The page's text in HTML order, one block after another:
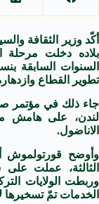
أكّد وزير الثقافة و
بلاده دخلت مرحلة
السنوات السابقة
تطوير القطاع
جاء ذلك في مؤتمر
لندن، على هامش
الاناضول.
وأوضح قورتولموش
الثالثة، عملت
وربطت الولايات
الخدمات تمّ تسخيرها